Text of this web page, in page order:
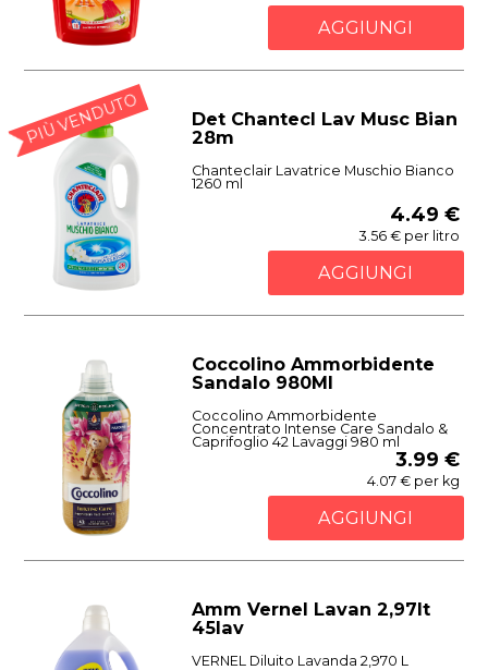
AGGIUNGI
PIÙ VENDUTO
Det Chantecl Lav Musc Bian
28m
Chanteclair Lavatrice Muschio Bianco
1260 ml
4.49 €
3.56 € per litro
AGGIUNGI
Coccolino Ammorbidente
Sandalo 980Ml
Coccolino Ammorbidente
Concentrato Intense Care Sandalo &
Caprifoglio 42 Lavaggi 980 ml
3.99 €
4.07 € per kg
AGGIUNGI
Amm Vernel Lavan 2,97lt
45lav
VERNEL Diluito Lavanda 2,970 L